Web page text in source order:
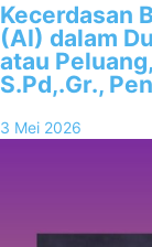
Kecerdasan
(AI) dalam
atau
S.Pd,.Gr.,
3 Mei 2026